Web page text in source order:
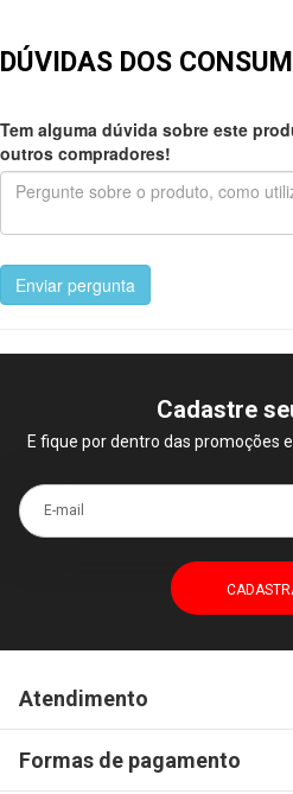
DÚVIDAS DOS
Tem alguma dúvida sobre este
outros compradores!
Enviar pergunta
Cadastre
E fique por dentro das promoções
E-mail
Atendimento
Formas de pagamento